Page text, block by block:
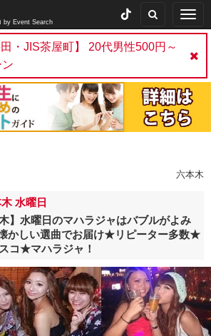
by Event Search
田・JIS茶屋町】 20代男性500円～
六本木
水曜日
】水曜日のマハラジャはバブルがよみ
かしい選曲でお届け★リピーター多数★
コ★マハラジャ！